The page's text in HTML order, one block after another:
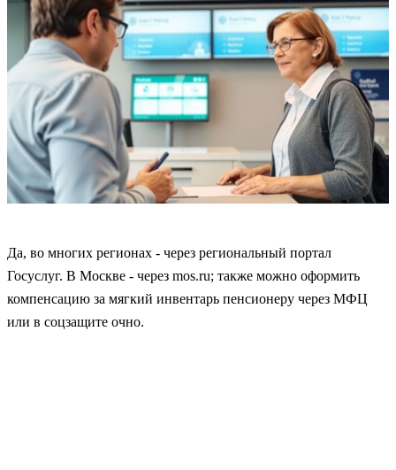
Да, во многих регионах - через региональный портал
Госуслуг. В Москве - через mos.ru; также можно оформить
компенсацию за мягкий инвентарь пенсионеру через МФЦ
или в соцзащите очно.